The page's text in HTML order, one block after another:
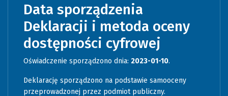
Data sporządzenia
Deklaracji i metoda oceny
dostępności cyfrowej
Oświadczenie sporządzono dnia: 2023-01-10.
Deklarację sporządzono na podstawie samooceny
przeprowadzonej przez podmiot publiczny.